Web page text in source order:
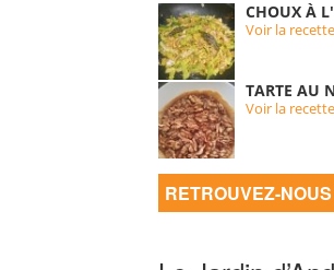
CHOUX À
Voir la
TARTE AU
Voir la
RETROUVEZ-